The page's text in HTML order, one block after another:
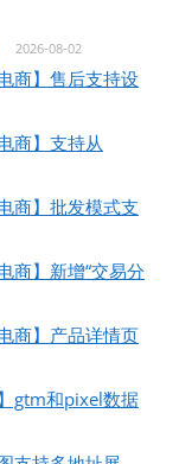
2026-08-02
商】售后支持设
商】支持从
商】批发模式支
商】新增“交易分
商】产品详情页
gtm和pixel数据